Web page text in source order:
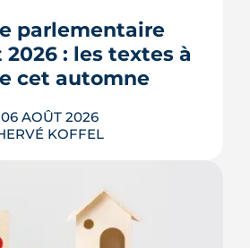
parlementaire
: les textes à
cet automne
06 AOÛT 2026
KOFFEL
d'annonces,
sera l'heure de vérité